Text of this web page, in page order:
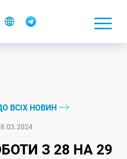
ВСІХ НОВИН
З 28 НА 29